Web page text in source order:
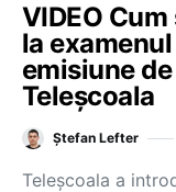
VIDEO
la
emisiune
Teleșcoala
Ștefan Lefter
Teleșcoala a